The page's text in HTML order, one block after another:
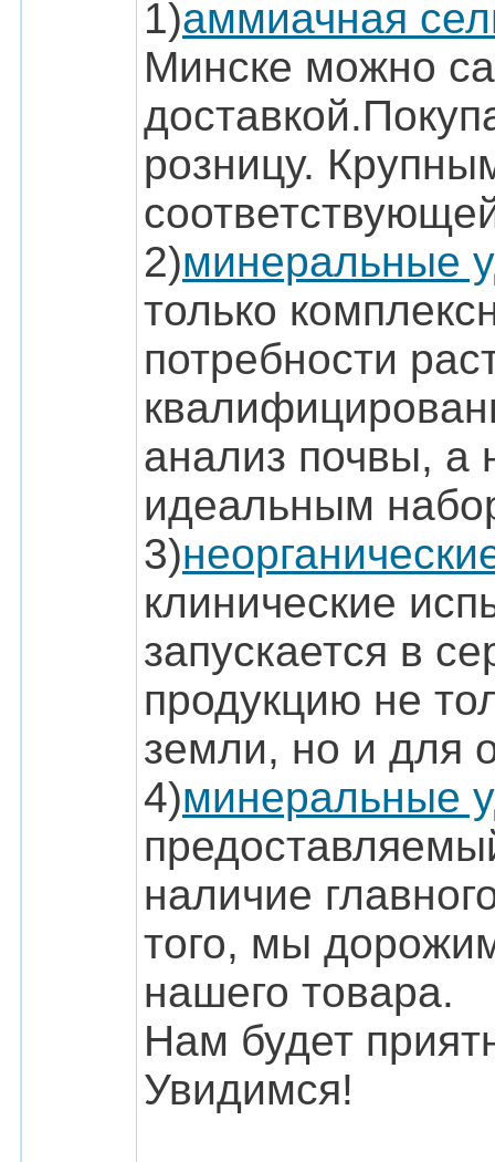
1)аммиачная
Минске можно
розницу.
2)минеральные
только
потребности
анализ почвы, а
идеальным
3)
клинические
запускается в
продукцию не
земли, но и для
4)минеральные
наличие
того, мы
нашего товара.
Нам будет
Увидимся!